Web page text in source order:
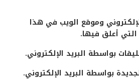
وموقع الويب في هذا
التي أعلق فيها.
بواسطة البريد الإلكتروني.
بواسطة البريد الإلكتروني.